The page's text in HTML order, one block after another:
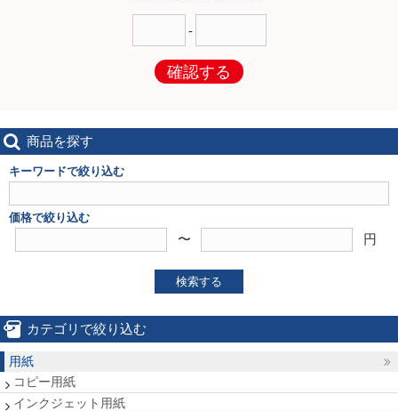
-
確認する
商品を探す
キーワードで絞り込む
価格で絞り込む
〜 円
検索する
カテゴリで絞り込む
用紙
コピー用紙
インクジェット用紙